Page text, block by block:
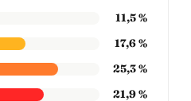
11,5 %
17,6 %
25,3 %
21,9 %